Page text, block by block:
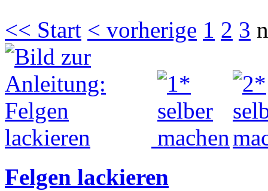
<< Start < vorherige 1 2 3
Felgen lackieren